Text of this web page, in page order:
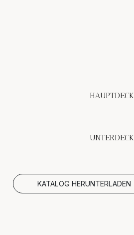
HAUPTDECK
UNTERDECK
KATALOG HERUNTERLADEN